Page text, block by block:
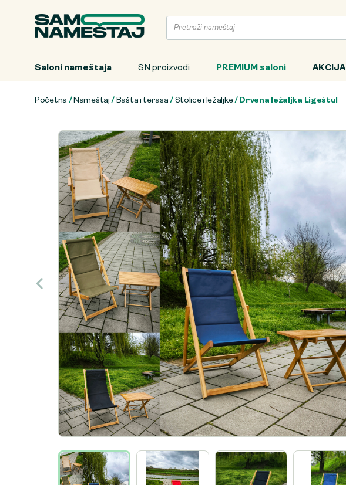
Saloni nameštaja SN proizvodi PREMIUM saloni AKCIJA
Početna / Nameštaj / Bašta i terasa / Stolice i ležaljke/ Drvena ležaljka Ligeštul